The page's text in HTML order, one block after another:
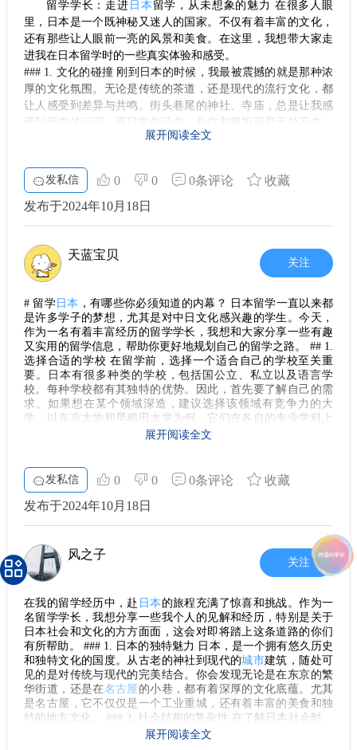
的习惯可以追溯到古老的江户时代，而名古屋人也因此被认为
在财务上非常保守。与其他城市的商业文化相比，名古屋的企
业往往更加追求谨慎的发展策略，名气如丰田便是其典范。即
便在经济动荡的时期，名古屋企业也能保持相对的稳定，部分
原因正是因为他们不盲目借贷。
外向与内向的矛盾
尽管名古屋人给外界的印象是小气和内向，但这并不足以掩盖
他们在大型社交场合中的存在。在婚礼和葬礼等传统仪式上，
屋人的性格特征中，内向似乎占了很大一部分。他们通常是深
思熟虑的类型，喜欢在社交活动中保持低调。这种内敛的性格
也导致某些人更倾向于通过负面的传播来维护自己在群体中的
独特的社交环境
在名古屋，由于文化和社会的背景，外国人的生活可能会遇到
一些挑战。尽管名古屋的企业发展并不逊色于东京，工资待遇
也可观，但是作为外国人在这里，可能会面临一些冷漠甚至排
外的眼光。 不过，名古屋的企业仍然活力满满，特别是对于那
些愿意努力的人来说，机会是相对公平的。如果你能适应名古
屋的生活方式与文化，或许会享受到与其他城市不同的人生体
验。 总之，名古屋以其独特的地域文化和民俗为留学生提供了
丰富的学习和生活素材。了解名古屋人的性格，能够帮助我们
更好地融入这个城市，开启精彩的留学生活。希望每位准备赴
日留学的同学，都能在这里找到属于自己的天空！
留学学长：走进 日本 留学，从未想象的魅力 在很多人眼
里，日本是一个既神秘又迷人的国家。不仅有着丰富的文化，
还有那些让人眼前一亮的风景和美食。在这里，我想带大家走
进我在日本留学时的一些真实体验和感受。
### 1. 文化的碰撞 刚到日本的时候，我最被震撼的就是那种浓
厚的文化氛围。无论是传统的茶道，还是现代的流行文化，都
让人感受到差异与共鸣。街头巷尾的神社、寺庙，总是让我感
受到历史的沉淀。而日常生活中，礼仪和规矩更是无处不在，
让我明白了这种文化中重视彼此尊重的重要性。
满了新鲜感。课程设置非常丰富，除了专业课，还有许多与日
本文化相关的选修课程。每当走进教室，总能感受到同学们的
热情和对知识的渴望，这种氛围让我的学习变得更加轻松和愉
快。与来自不同国家的朋友们一同讨论问题，也让我开阔了视
### 3. 朋友的力量 说到在异国他乡生活，朋友的支持尤为重
要。在这里，我交到了不少来自各个国家的小伙伴。我们会一
玩。一同分享美食，分享各自的文化，让我们的友谊在欢声笑
语中不断升温。
### 4. 美食的诱惑 日本的美食真的是无与伦比。从寿司、拉面
到各种小吃，每一种都是一种独特的享受。每次和朋友出去吃
饭，都会尝试新的餐馆，总能发现新的美味。甚至有时候，闲
暇时就会和朋友一起动手做些简单的日式料理，享受厨房的乐
趣。
了解，自己的心态也发生了很大的变化。在面对新事物时，我
变得更加自信，每一次克服困难的过程，都是一种成长。
总之，留学日本的经历，是我人生中一段独特而难忘的旅程。
无论是文化的浸润、学习的挑战，亦或是与朋友们的欢聚，这
些点滴都构成了我在日本的美好回忆。如果你也在考虑赴日留
展开阅读全文
发私信 0 0 0条评论
收藏
发布于2024年10月18日
天蓝宝贝
关注
# 留学 日本 ，有哪些你必须知道的内幕？ 日本留学一直以来都
是许多学子的梦想，尤其是对中日文化感兴趣的学生。今天，
作为一名有着丰富经历的留学学长，我想和大家分享一些有趣
又实用的留学信息，帮助你更好地规划自己的留学之路。 ## 1.
选择合适的学校 在留学前，选择一个适合自己的学校至关重
要。日本有很多种类的学校，包括国公立、私立以及语言学
校。每种学校都有其独特的优势。因此，首先要了解自己的需
求。如果想在某个领域深造，建议选择该领域有竞争力的大
学。以东京大学和早稻田大学为例，它们在各自的专业学科上
都有着极高的声誉。 ## 2. 学习日语的重要性 虽然很多大学提
如与日本当地的朋友交流、寻找实习机会等。而且，学习日语
能够更好地理解日本的文化和职场环境。 ## 3. 生活开销与预算
在日本留学，生活成本是不能忽视的一部分。根据地区的不
制定预算时，需要考虑到住宿、交通、饮食等各项开支。推算
出合理的学费、生活费后，再为自己设定一个切合实际的月度
预算，能让你在留学期间更安心。 ## 4. 实习机会与就业前景
日本有许多公司开放给留学生的实习位置，尤其是大型企业和
需求是非常必要的。此外，参与实习不仅能更好地融入日本的
工作文化，还能为将来的就业打下良好的基础。 ## 5. 了解文化
习俗 在异国他乡，了解当地的文化习俗可以帮助你更快融入这
个社会。比如，在日本，礼仪非常重要，懂得使用简单的礼貌
用语和行为规范可以为你赢得他人好感。同时，多参加社团活
动或学校组织的文化交流活动，可以让你结识到更多来自不同
背景的朋友。 ## 6. 寻找可靠的留学中介 为了使留学过程更加
顺利，寻找一个靠谱的留学中介大有帮助。在众多中介中，蔚
蓝留学因其专业和细致的服务而备受好评。选一个合适的中介
能够有效降低你的时间成本，帮助你解决入学申请、签证办理
展开阅读全文
发私信 0 0 0条评论
收藏
发布于2024年10月18日
风之子
关注
在我的留学经历中，赴 日本 的旅程充满了惊喜和挑战。作为一
名留学学长，我想分享一些我个人的见解和经历，特别是关于
日本社会和文化的方方面面，这会对即将踏上这条道路的你们
有所帮助。 ### 1. 日本的独特魅力 日本，是一个拥有悠久历史
和独特文化的国度。从古老的神社到现代的城市建筑，随处可
见的是对传统与现代的完美结合。你会发现无论是在东京的繁
华街道，还是在名古屋 的小巷，都有着深厚的文化底蕴。尤其
是名古屋，它不仅仅是一个工业重城，还有着丰富的美食和独
特的地方文化。 ### 2. 社会结构的复杂性 在了解日本社会时，
会接触到一些特殊的群体，比如所谓的“hei社会”。这个概念可
展开阅读全文